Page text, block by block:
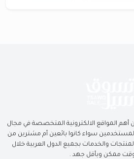
المواقع الالكترونية المتخصصة في مجال
المستخدمين سواء كانوا بائعين أم مشترين من
والخدمات بجميع الدول العربية خلال
ممكن وبأقل جهد .